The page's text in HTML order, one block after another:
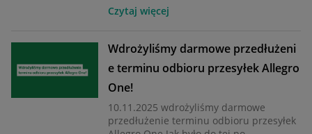
Czytaj więcej
Wdrożyliśmy darmowe przedłużeni
e terminu odbioru przesyłek Allegro
One!
10.11.2025 wdrożyliśmy darmowe
przedłużenie terminu odbioru przesyłek